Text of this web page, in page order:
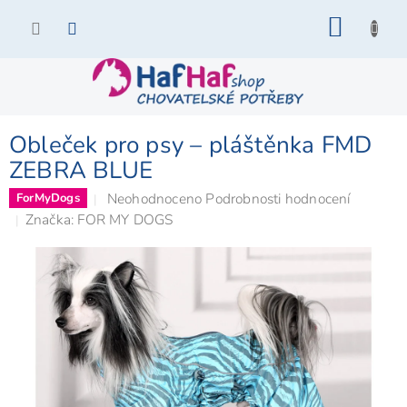
Obleček pro psy – pláštěnka FMD
ZEBRA BLUE
ForMyDogs
Průměrné
hodnocení
0,0
z
5
hvězdiček.
Neohodnoceno Podrobnosti hodnocení
Značka: FOR MY DOGS